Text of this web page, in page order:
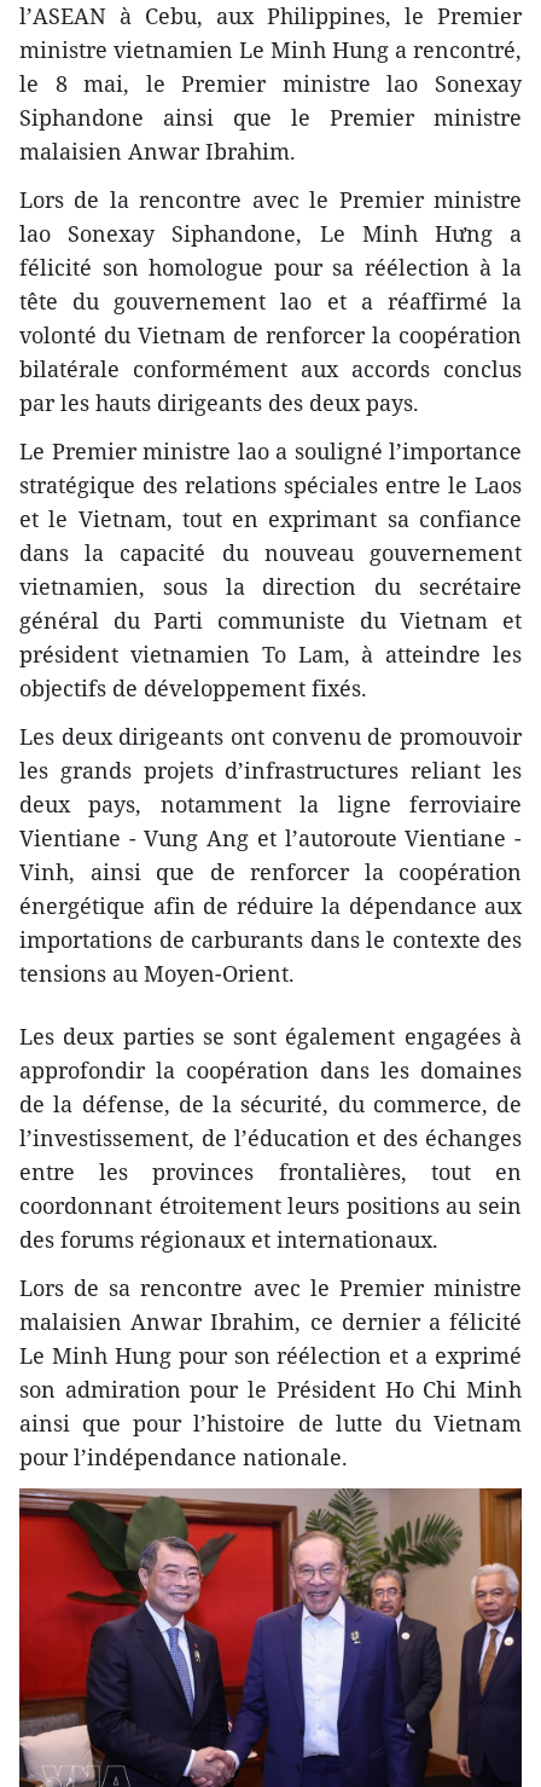
l’ASEAN à Cebu, aux Philippines, le Premier
ministre vietnamien Le Minh Hung a rencontré,
le 8 mai, le Premier ministre lao Sonexay
Siphandone ainsi que le Premier ministre
malaisien Anwar Ibrahim.
Lors de la rencontre avec le Premier ministre
lao Sonexay Siphandone, Le Minh Hưng a
félicité son homologue pour sa réélection à la
tête du gouvernement lao et a réaffirmé la
volonté du Vietnam de renforcer la coopération
bilatérale conformément aux accords conclus
par les hauts dirigeants des deux pays.
Le Premier ministre lao a souligné l’importance
stratégique des relations spéciales entre le Laos
et le Vietnam, tout en exprimant sa confiance
dans la capacité du nouveau gouvernement
vietnamien, sous la direction du secrétaire
général du Parti communiste du Vietnam et
président vietnamien To Lam, à atteindre les
objectifs de développement fixés.
​Les deux dirigeants ont convenu de promouvoir
les grands projets d’infrastructures reliant les
deux pays, notamment la ligne ferroviaire
Vientiane - Vung Ang et l’autoroute Vientiane -
Vinh, ainsi que de renforcer la coopération
énergétique afin de réduire la dépendance aux
importations de carburants dans le contexte des
tensions au Moyen-Orient.
​Les deux parties se sont également engagées à
approfondir la coopération dans les domaines
de la défense, de la sécurité, du commerce, de
l’investissement, de l’éducation et des échanges
entre les provinces frontalières, tout en
coordonnant étroitement leurs positions au sein
des forums régionaux et internationaux.
​Lors de sa rencontre avec le Premier ministre
malaisien Anwar Ibrahim, ce dernier a félicité
Le Minh Hung pour son réélection et a exprimé
son admiration pour le Président Ho Chi Minh
ainsi que pour l’histoire de lutte du Vietnam
pour l’indépendance nationale.